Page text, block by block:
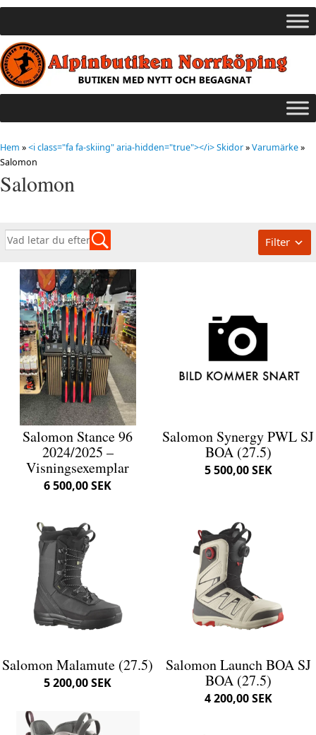
Hem »<i class="fa fa-skiing" aria-hidden="true"></i> Skidor»Varumärke»
Salomon
Salomon
Filter
Salomon Stance 96
2024/2025 –
Visningsexemplar
6 500,00 SEK
Salomon Synergy PWL SJ
BOA (27.5)
5 500,00 SEK
Salomon Malamute (27.5)
5 200,00 SEK
Salomon Launch BOA SJ
BOA (27.5)
4 200,00 SEK